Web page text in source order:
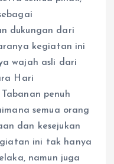
dukungan dari
kegiatan ini
wajah asli dari
Hari
penuh
semua orang
dan kesejukan
ini tak hanya
namun juga